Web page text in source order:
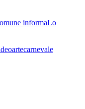
informaLo
artecarnevale